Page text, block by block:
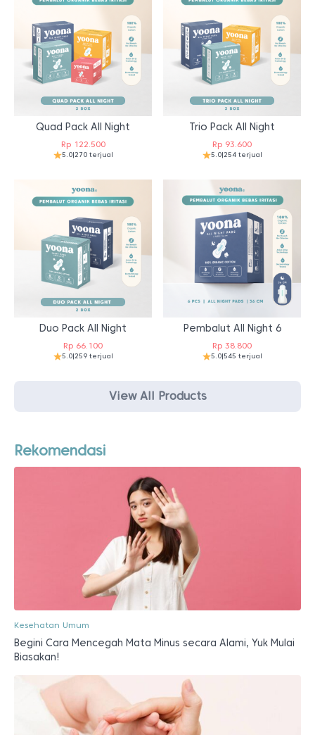
Quad Pack All Night
Rp122.500
5.0|270 terjual
Trio Pack All Night
Rp 93.600
5.0|254 terjual
Duo Pack All Night
Rp 66.100
5.0|259 terjual
Pembalut All Night 6
Rp 38.800
5.0|545 terjual
View All Products
Rekomendasi
Kesehatan Umum
Begini Cara Mencegah Mata Minus secara Alami, Yuk Mulai
Biasakan!